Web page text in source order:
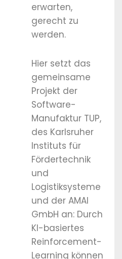
erwarten,
gerecht zu
werden.
Hier setzt das
gemeinsame
Projekt der
Software-
Manufaktur TUP,
des Karlsruher
Instituts für
Fördertechnik
und
Logistiksysteme
und der AMAI
GmbH an: Durch
KI-basiertes
Reinforcement-
Learning können